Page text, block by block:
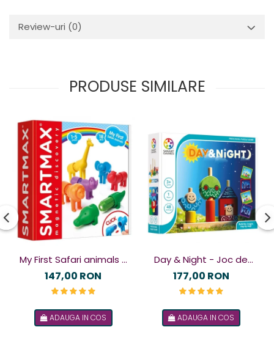
Review-uri (0)
PRODUSE SIMILARE
My First Safari animals -
Joc magnetic
147,00 RON
ADAUGA IN COS
Day & Night - Joc de
logică
177,00 RON
ADAUGA IN COS